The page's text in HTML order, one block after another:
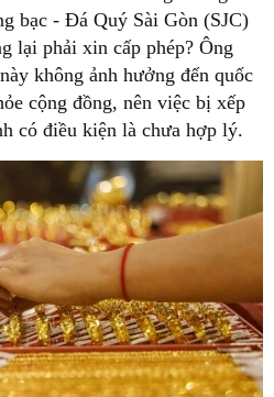
bạc - Đá Quý Sài Gòn (SJC)
lại phải xin cấp phép? Ông
không ảnh hưởng đến quốc
cộng đồng, nên việc bị xếp
có điều kiện là chưa hợp lý.